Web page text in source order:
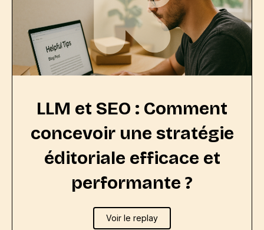
LLM et SEO : Comment
concevoir une stratégie
éditoriale efficace et
performante ?
Voir le replay